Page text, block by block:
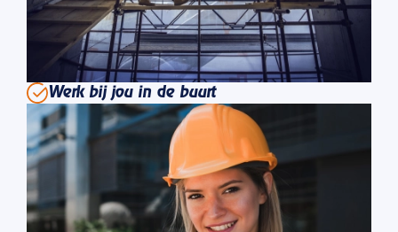
Werk bij jou in de buurt